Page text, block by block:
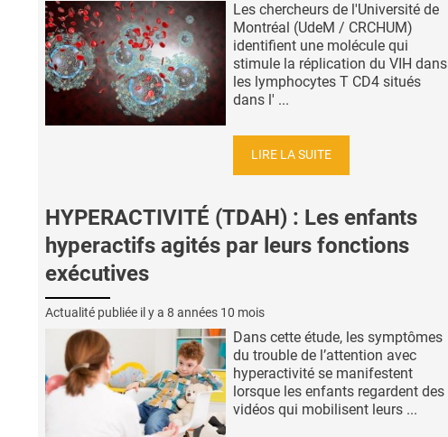
Les chercheurs de l'Université de
Montréal (UdeM / CRCHUM)
identifient une molécule qui
stimule la réplication du VIH dans
les lymphocytes T CD4 situés
dans l' ...
LIRE LA SUITE
HYPERACTIVITÉ (TDAH) : Les enfants
hyperactifs agités par leurs fonctions
exécutives
Actualité publiée il y a 8 années 10 mois
Dans cette étude, les symptômes
du trouble de l’attention avec
hyperactivité se manifestent
lorsque les enfants regardent des
vidéos qui mobilisent leurs ...